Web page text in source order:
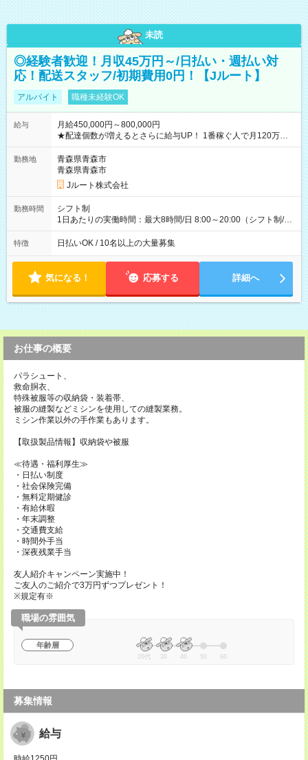
未読
◎経験者歓迎！月収45万円～/日払い・週払い対
応！配送スタッフ/初期費用0円！【Jルート】
アルバイト 職種未経験OK
給与
月給450,000円～800,000円
★配達個数が増えるとさらに給与UP！ 1番稼ぐ人で月120万ほ
ど！ ・主要都市エリア 月収55万円／週5日稼働 月収65万~112
万円／週6日稼働 ・地方郊外エリア 月収40万円／週5日稼働 月
収40万円~50万円／週6日稼働 ＜モデルイメージ＞ ■月収50万
円 (27歳男性/江東区在住)※元建築関係 1日150個配達×25日勤務
(日休み) ■月収80万円(43歳男性/墨田区在住)※元営業 1日200個
勤務地
青森県青森市
青森県青森市
Jルート株式会社
勤務時間
シフト制
1日あたりの実働時間：最大8時間/日 8:00～20:00（シフト制/実
働8時間） ※週5日勤務（場所次第では週4も有り） ※配達状況
によって時間外での勤務可能性有り ※案件により多少の前後あ
特徴 日払いOK / 10名以上の大量募集
気になる！ 応募する 詳細へ
お仕事の概要
パラシュート、
救命胴衣、
特殊被服等の収納袋・装着帯、
被服の縫製などミシンを使用しての縫製業務。
ミシン作業以外の手作業もあります。
【取扱製品情報】収納袋や被服
≪待遇・福利厚生≫
・日払い制度
・社会保険完備
・無料定期健診
・有給休暇
・年末調整
・交通費支給
・時間外手当
・深夜残業手当
友人紹介キャンペーン実施中！
ご友人のご紹介で3万円ずつプレゼント！
※規定有※
職場の雰囲気
年齢層
20代 30 40 50 60
募集情報
給与